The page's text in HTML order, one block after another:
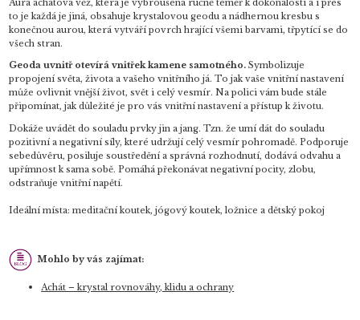
Aura achátová věž, která je vybroušená ručně téměř k dokonalosti a i přes
to je každá je jiná, obsahuje krystalovou geodu a nádhernou kresbu s
konečnou aurou, která vytváří povrch hrající všemi barvami, třpytící se do
všech stran.
Geoda uvnitř otevírá vnitřek kamene samotného. Symbolizuje
propojení světa, života a vašeho vnitřního já. To jak vaše vnitřní nastavení
může ovlivnit vnější život, svět i celý vesmír. Na polici vám bude stále
připomínat, jak důležité je pro vás vnitřní nastavení a přístup k životu.
Dokáže uvádět do souladu prvky jin a jang. Tzn. že umí dát do souladu
pozitivní a negativní síly, které udržují celý vesmír pohromadě.Podporuje
sebedůvěru, posiluje soustředění a správná rozhodnutí, dodává odvahu a
upřímnost k sama sobě.Pomáhá překonávat negativní pocity, zlobu,
odstraňuje vnitřní napětí.
Ideální místa: meditační koutek, jógový koutek, ložnice a dětský pokoj
Mohlo by vás zajímat:
Achát – krystal rovnováhy, klidu a ochrany